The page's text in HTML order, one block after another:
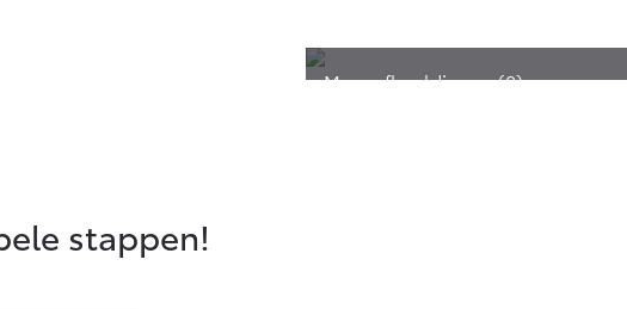
stappen!